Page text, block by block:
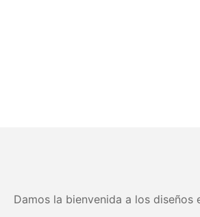
Damos la bienvenida a los